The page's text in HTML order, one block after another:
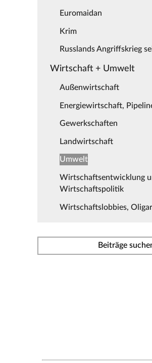
Euromaidan
Krim
Russlands Angriffskrieg
Wirtschaft + Umwelt
Außenwirtschaft
Energiewirtschaft,
Gewerkschaften
Landwirtschaft
Umwelt
Wirtschaftsentwicklung
Wirtschaftspolitik
Wirtschaftslobbies,
Beiträge